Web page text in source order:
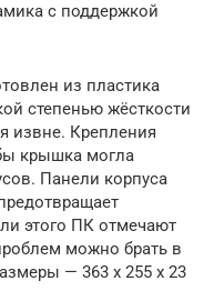
с поддержкой
из пластика
степенью жёсткости
извне. Крепления
крышка могла
Панели корпуса
этого ПК отмечают
можно брать в
— 363 x 255 x 23